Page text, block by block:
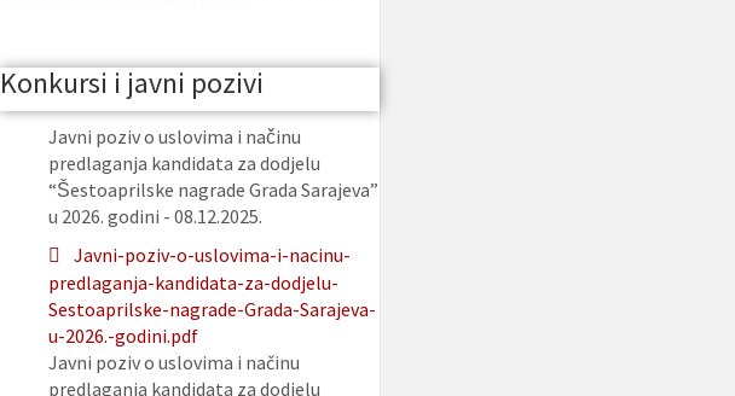
Konkursi i javni pozivi
Javni poziv o uslovima i načinu
predlaganja kandidata za dodjelu
“Šestoaprilske nagrade Grada Sarajeva”
u 2026. godini - 08.12.2025.
Javni-poziv-o-uslovima-i-nacinu-
predlaganja-kandidata-za-dodjelu-
Sestoaprilske-nagrade-Grada-Sarajeva-
u-2026.-godini.pdf
Javni poziv o uslovima i načinu
predlaganja kandidata za dodjelu